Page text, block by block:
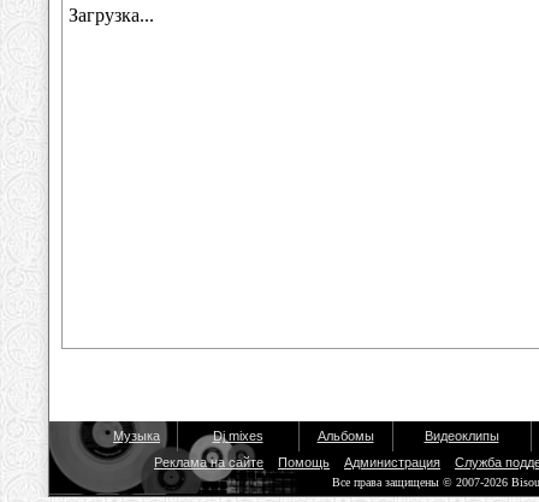
Музыка Dj mixes Альбомы
Видеоклипы
Реклама на сайте
Помощь Администрация Служба
Все права защищены © 2007-2026